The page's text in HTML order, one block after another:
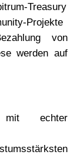
Treasury
Projekte
von
werden auf
mit echter